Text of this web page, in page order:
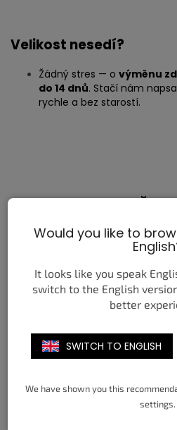
Velikost nesedí?
Žádný stres — o výměnu
do 14 dnů. Stačí nám
rychle a bez starostí.
RECENZE
Anwar I.
zboží a super ceny, rychlé
Would you like to
It looks like you speak
switch to the English
better
SWITCH TO ENGLISH
We have shown you this
settings.